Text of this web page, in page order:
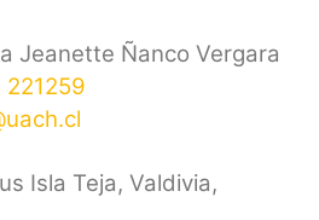
Jeanette Ñanco Vergara
Isla Teja, Valdivia,